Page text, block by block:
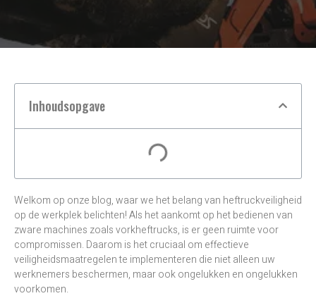
Inhoudsopgave
Welkom op onze blog, waar we het belang van heftruckveiligheid
op de werkplek belichten! Als het aankomt op het bedienen van
zware machines zoals vorkheftrucks, is er geen ruimte voor
compromissen. Daarom is het cruciaal om effectieve
veiligheidsmaatregelen te implementeren die niet alleen uw
werknemers beschermen, maar ook ongelukken en ongelukken
voorkomen.